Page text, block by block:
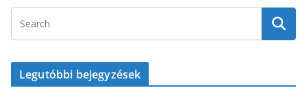
Legutóbbi bejegyzések